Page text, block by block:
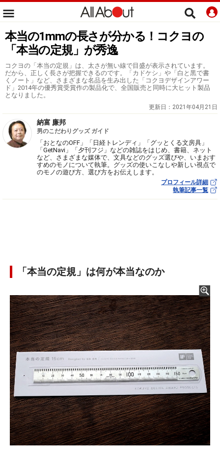
本当の1mmの長さが分かる！コクヨの
「本当の定規」が秀逸
コクヨの「本当の定規」は、太さが無い線で目盛が表示されています。
だから、正しく長さが把握できるのです。「カドケシ」や「白と黒で書
くノート」など、さまざまな名品を生み出した「コクヨデザインアワー
ド」2014年の優秀賞受賞作の製品化で、全国販売と同時に大ヒット製品
となりました。
更新日： 2021年04月21日
納富 廉邦
男のこだわりグッズ ガイド
「おとなのOFF」「日経トレンディ」「グッとくる文房具」
「GetNavi」「夕刊フジ」などの雑誌をはじめ、書籍、ネット
など、さまざまな媒体で、文具などのグッズ選びや、いまおす
すめのモノについて執筆。グッズの使いこなしや新しい視点で
のモノの遊び方、選び方をお伝えします。
プロフィール詳細
執筆記事一覧
「本当の定規」は何が本当なのか